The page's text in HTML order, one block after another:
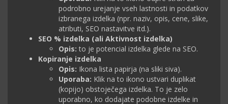
podrobno urejanje vseh lastnosti in podatkov
izbranega izdelka (npr. naziv, opis, cene, slike,
atributi, SEO nastavitve itd.).
SEO % izdelka (ali Aktivnost izdelka)
Opis: to je potencial izdelka glede na SEO.
Kopiranje izdelka
Opis: Ikona lista papirja (na sliki siva).
Uporaba: Klik na to ikono ustvari duplikat
(kopijo) obstoječega izdelka. To je zelo
uporabno, ko dodajate podobne izdelke in